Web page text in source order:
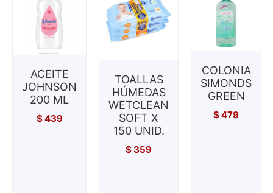
ACEITE
JOHNSON
200 ML
$439
TOALLAS
HÚMEDAS
WETCLEAN
SOFT X
150 UNID.
$ 359
COLONIA
SIMONDS
GREEN
$479